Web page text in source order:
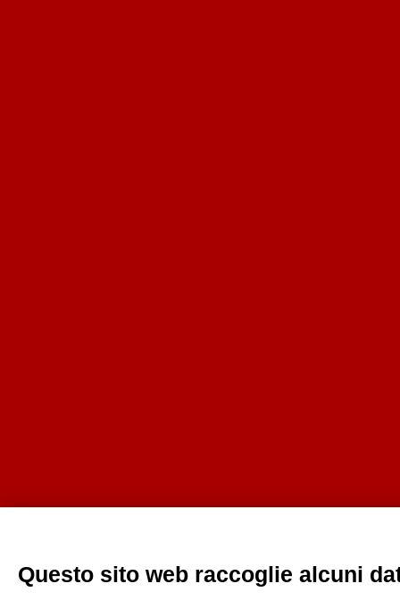
Questo sito web raccoglie alcuni